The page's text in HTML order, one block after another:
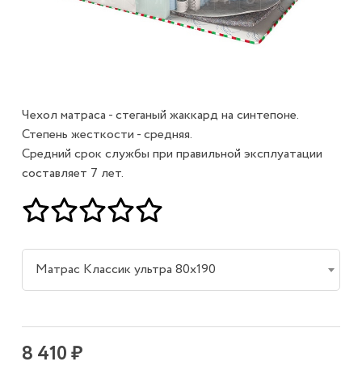
Чехол матраса - стеганый жаккард на синтепоне.
Степень жесткости - средняя.
Средний срок службы при правильной эксплуатации
составляет 7 лет.
Матрас Классик ультра 80х190
8 410 ₽